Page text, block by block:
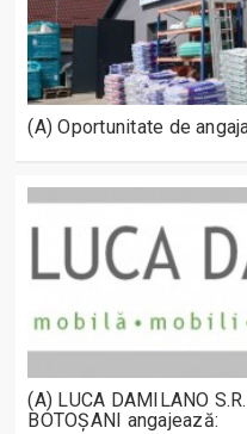
(A) Oportunitate de
(A) LUCA DAMILANO
BOTOȘANI angajează: